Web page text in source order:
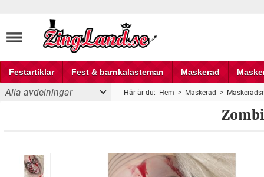
Festartiklar Fest & barnkalasteman Maskerad
Fest och partyprylar
Alla avdelningar Här är du: Hem > Maskerad >